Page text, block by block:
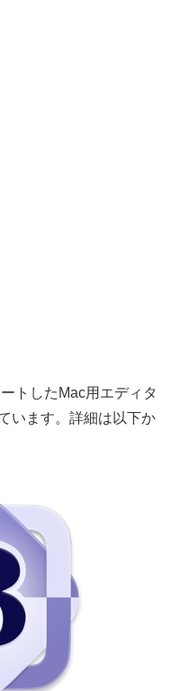
トしたMac用エディタ
います。詳細は以下か